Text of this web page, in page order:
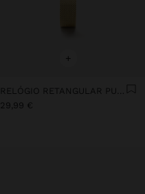
+
RELÓGIO RETANGULAR PULSEIRA DE MALHA AÇO INOXIDÁVEL
29,99 €